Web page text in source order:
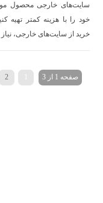
سایت‌های خارجی محصول
خود را با هزینه کمتر تهیه
خرید از سایت‌های خارجی، نیاز
صفحه 1 از 3 2